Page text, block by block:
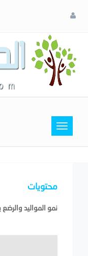
لونك
المفضل
Toggle
navigation
محتويات
نمو المواليد